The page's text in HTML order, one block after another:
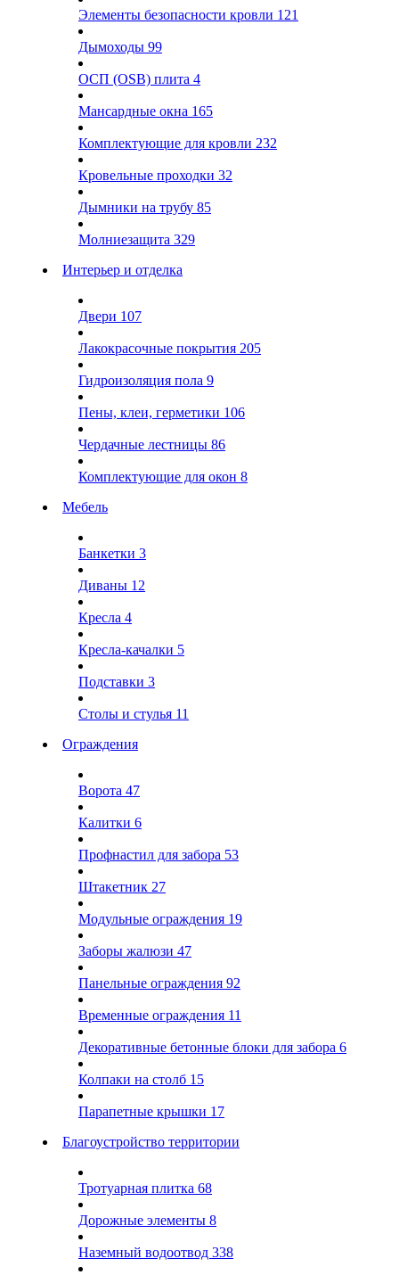
Элементы безопасности кровли 121
Дымоходы 99
ОСП (OSB) плита 4
Мансардные окна 165
Комплектующие для кровли 232
Кровельные проходки 32
Дымники на трубу 85
Молниезащита 329
Интерьер и отделка
Двери 107
Лакокрасочные покрытия 205
Гидроизоляция пола 9
Пены, клеи, герметики 106
Чердачные лестницы 86
Комплектующие для окон 8
Мебель
Банкетки 3
Диваны 12
Кресла 4
Кресла-качалки 5
Подставки 3
Столы и стулья 11
Ограждения
Ворота 47
Калитки 6
Профнастил для забора 53
Штакетник 27
Модульные ограждения 19
Заборы жалюзи 47
Панельные ограждения 92
Временные ограждения 11
Декоративные бетонные блоки для забора 6
Колпаки на столб 15
Парапетные крышки 17
Благоустройство территории
Тротуарная плитка 68
Дорожные элементы 8
Наземный водоотвод 338